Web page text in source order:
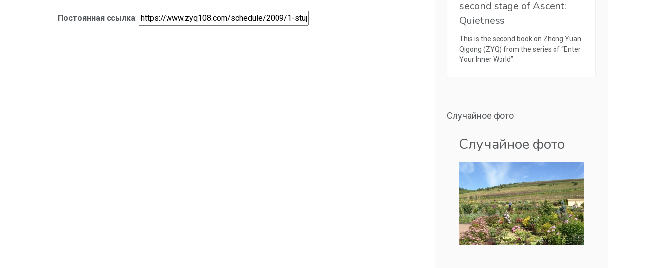
Постоянная ссылка:
second stage of Ascent:
Quietness
This is the second book on Zhong Yuan
Qigong (ZYQ) from the series of “Enter
Your Inner World”.
Случайное фото
Случайное фото